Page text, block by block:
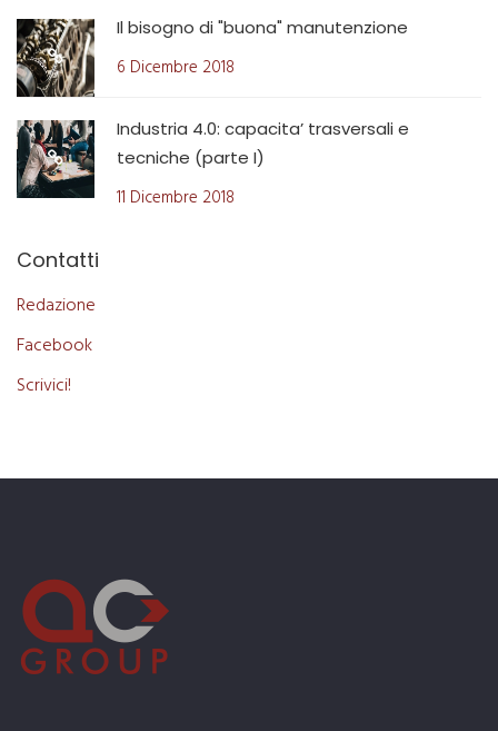
Il bisogno di "buona" manutenzione
6 Dicembre 2018
Industria 4.0: capacita’ trasversali e
tecniche (parte I)
11 Dicembre 2018
Contatti
Redazione
Facebook
Scrivici!